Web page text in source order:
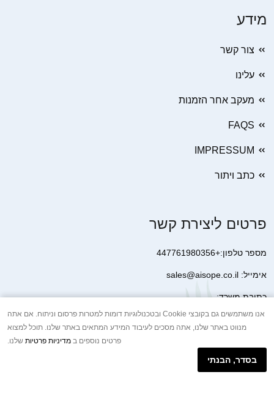
מידע
צור קשר
עלינו
מעקב אחר הזמנות
FAQS
IMPRESSUM
כתב ויתור
פרטים ליצירת קשר
מספר טלפון:+447761980356
אימייל: sales@aisope.co.il
כתובת משרד:
41 Devonshire Street Ground Floor Office 1 London W1G 7AJ
United Kingdom
+44 7410 2065017
הודעת וואטסאפ באינטרנט
אנו משתמשים גם בקובצי Cookie ובטכנולוגיות דומות למטרות פרסום וניתוח. אם אתה
מנווט באתר שלנו, אתה מסכים לעיבוד המידע המתאים באתר שלנו. תוכל למצוא
פרטים נוספים ב מדיניות פרטיות שלנו.
בסדר, הבנתי